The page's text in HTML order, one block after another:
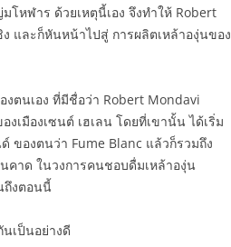
หฬาร ด้วยเหตุนี้เอง จึงทำให้ Robert
และก็หันหน้าไปสู่ การผลิตเหล้าองุ่นของ
ตนเอง ที่มีชื่อว่า Robert Mondavi
เมืองเซนต์ เฮเลน โดยที่เขานั้น ได้เริ่ม
ของตนว่า Fume Blanc แล้วก็รวมถึง
คาด ในวงการคนชอบดื่มเหล้าองุ่น
ถึงตอนนี้
เป็นอย่างดี